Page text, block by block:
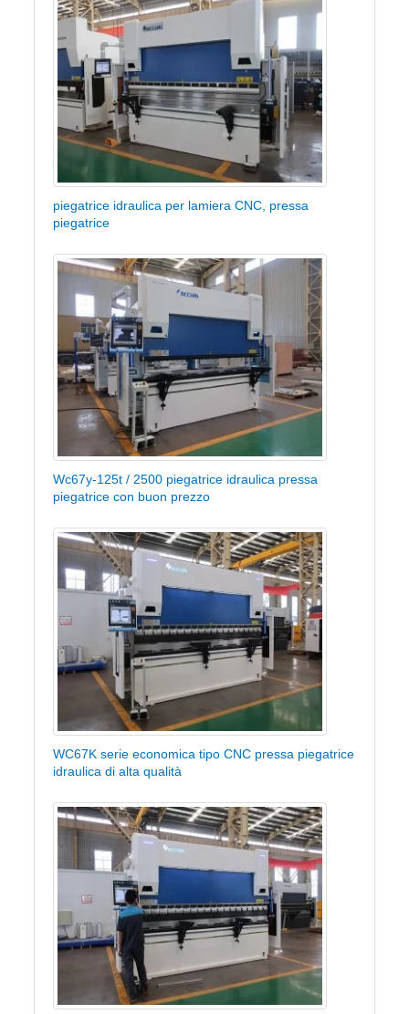
piegatrice idraulica per lamiera CNC, pressa
piegatrice
Wc67y-125t / 2500 piegatrice idraulica pressa
piegatrice con buon prezzo
WC67K serie economica tipo CNC pressa piegatrice
idraulica di alta qualità